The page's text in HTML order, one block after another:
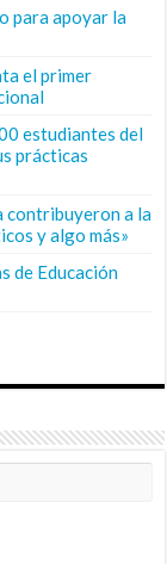
para apoyar la
el primer
estudiantes del
prácticas
contribuyeron a la
y algo más»
de Educación